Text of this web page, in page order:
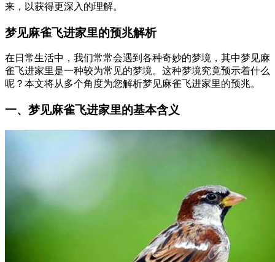
来，以获得更深入的理解。
梦见麻雀飞进家里的预兆解析
在日常生活中，我们常常会遇到各种奇妙的梦境，其中梦见麻
雀飞进家里是一种较为常见的梦境。这种梦境究竟预示着什么
呢？本文将从多个角度为您解析梦见麻雀飞进家里的预兆。
一、梦见麻雀飞进家里的基本含义